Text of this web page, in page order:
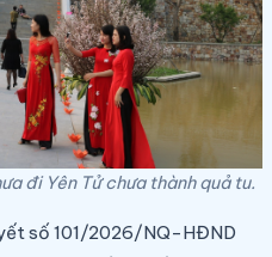
đi Yên Tử chưa thành quả tu.
số 101/2026/NQ-HĐND